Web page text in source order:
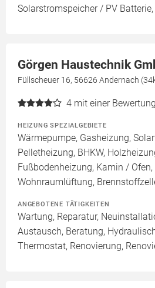
Solarstromspeicher / PV
Görgen Haustechnik
Füllscheuer 16, 56626 Andernach
4 mit einer Bewertung
HEIZUNG SPEZIALGEBIETE
Wärmepumpe, Gasheizung,
Pelletheizung, BHKW,
Fußbodenheizung, Kamin / Ofen,
Wohnraumlüftung,
ANGEBOTENE TÄTIGKEITEN
Wartung, Reparatur,
Austausch, Beratung,
Thermostat, Renovierung,